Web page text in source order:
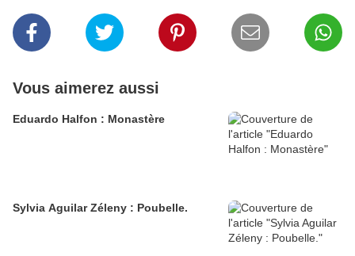
Vous aimerez aussi
Eduardo Halfon : Monastère
Sylvia Aguilar Zéleny : Poubelle.